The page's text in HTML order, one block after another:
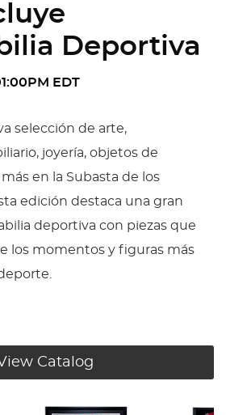
Deportiva
EDT
selección de arte,
joyería, objetos de
en la Subasta de los
edición destaca una gran
deportiva con piezas que
los momentos y figuras más
Catalog